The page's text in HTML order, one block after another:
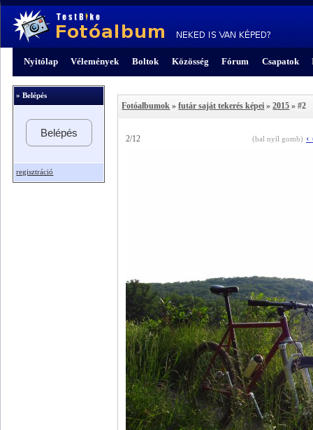
Nyitólap Vélemények Boltok Közösség Fórum Csapatok
» Belépés
Belépés
regisztráció
Fotóalbumok »futár saját tekerés képei »2015 » #2
2/12 (bal nyíl gomb) ‹